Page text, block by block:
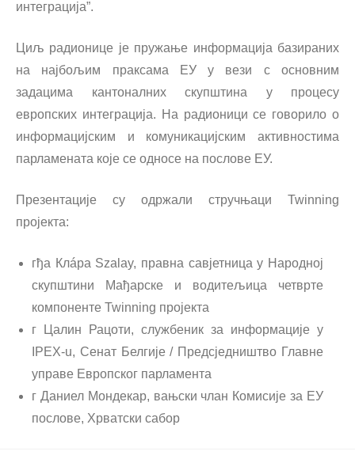
интеграција”.
Циљ радионице је пружање информација базираних
на најбољим праксама ЕУ у вези с основним
задацима кантоналних скупштина у процесу
европских интеграција. На радионици се говорило о
информацијским и комуникацијским активностима
парламената које се односе на послове ЕУ.
Презентације су одржали стручњаци Twinning
пројекта:
гђа Клáра Szalay, правна савјетница у Народној
скупштини Мађарске и водитељица четврте
компоненте Twinning пројекта
г Цалин Рацоти, службеник за информације у
IPEX-u, Сенат Белгије / Предсједништво Главне
управе Европског парламента
г Даниел Мондекар, вањски члан Комисије за ЕУ
послове, Хрватски сабор